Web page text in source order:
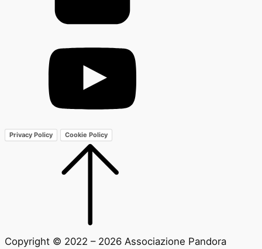
Privacy Policy Cookie Policy
Copyright © 2022 – 2026 Associazione Pandora